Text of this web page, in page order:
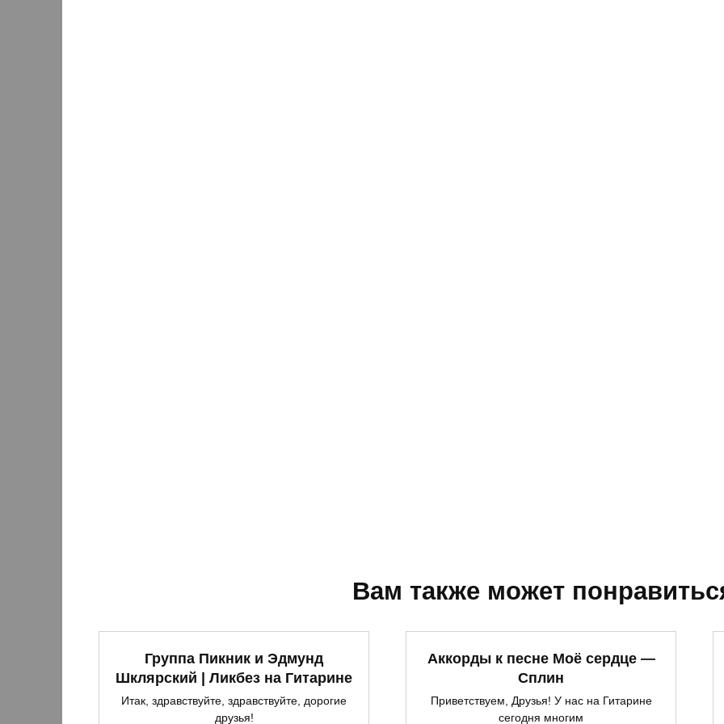
Вам также может
Группа Пикник и Эдмунд
Шклярский | Ликбез на Гитарине
Итак, здравствуйте, здравствуйте, дорогие
друзья!
Аккорды к песне Моё сердце —
Сплин
Приветствуем, Друзья! У нас на Гитарине
сегодня многим